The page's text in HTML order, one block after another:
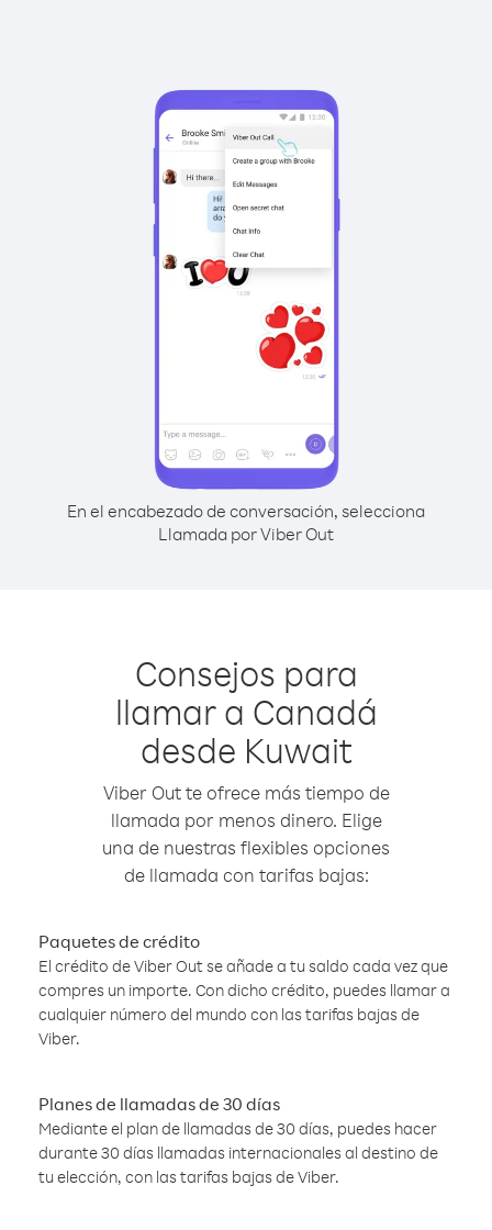
En el encabezado de conversación, selecciona
Llamada por Viber Out
Consejos para
llamar a Canadá
desde Kuwait
Viber Out te ofrece más tiempo de
llamada por menos dinero. Elige
una de nuestras flexibles opciones
de llamada con tarifas bajas:
Paquetes de crédito
El crédito de Viber Out se añade a tu saldo cada vez que
compres un importe. Con dicho crédito, puedes llamar a
cualquier número del mundo con las tarifas bajas de
Viber.
Planes de llamadas de 30 días
Mediante el plan de llamadas de 30 días, puedes hacer
durante 30 días llamadas internacionales al destino de
tu elección, con las tarifas bajas de Viber.